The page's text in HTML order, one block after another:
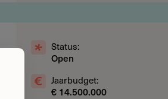
Status:
Open
Jaarbudget:
€ 14.500.000